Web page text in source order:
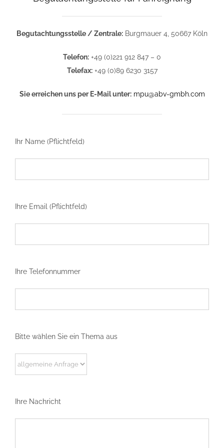
Begutachtungsstelle / Zentrale: Burgmauer 4, 50667 Köln
Telefon: +49 (0)221 912 847 – 0
Telefax:+49 (0)89 6230 3157
Sie erreichen uns per E-Mail unter: mpu@abv-gmbh.com
Ihr Name (Pflichtfeld)
Ihre Email (Pflichtfeld)
Ihre Telefonnummer
Bitte wählen Sie ein Thema aus
Ihre Nachricht